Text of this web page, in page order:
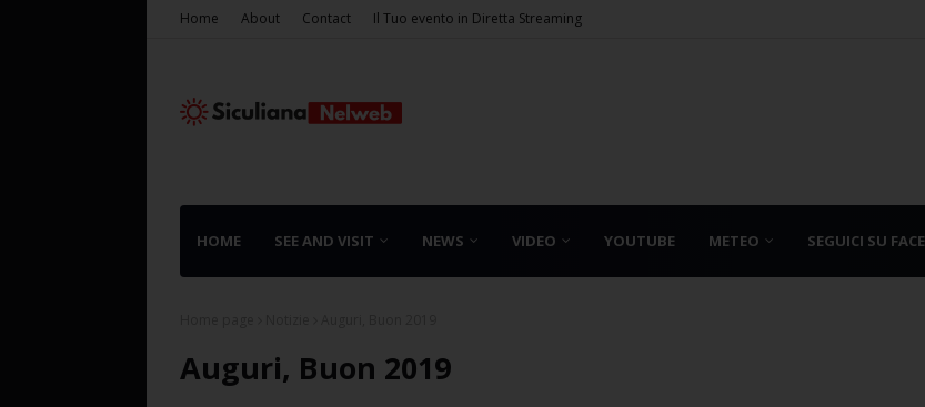
Home About Contact Il Tuo evento in Diretta Streaming
HOME SEE AND VISIT NEWS VIDEO YOUTUBE METEO SEGUICI SU
Auguri, Buon 2019